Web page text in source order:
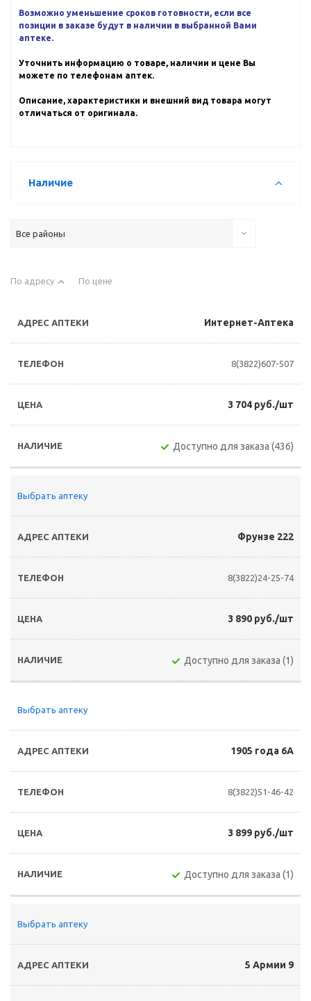
Возможно уменьшение сроков готовности, если все
позиции в заказе будут в наличии в выбранной Вами
аптеке.
Уточнить информацию о товаре, наличии и цене Вы
можете по телефонам аптек.
Описание, характеристики и внешний вид товара могут
отличаться от оригинала.
Наличие
Все районы
По адресу По цене
Интернет-Аптека
8(3822)607-507
3 704 руб./шт
Доступно для заказа (436)
Выбрать аптеку
Фрунзе 222
8(3822)24-25-74
3 890 руб./шт
Доступно для заказа (1)
Выбрать аптеку
1905 года 6А
8(3822)51-46-42
3 899 руб./шт
Доступно для заказа (1)
Выбрать аптеку
5 Армии 9